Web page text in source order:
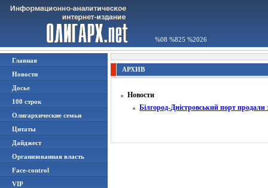
%08 %825 %2026
Главная
Новости
Досье
100 строк
Олигархические семьи
Цитаты
Дайджест
Организованная власть
Face-control
VIP
АРХИВ
Новости
Білгород-Дністровський порт продали